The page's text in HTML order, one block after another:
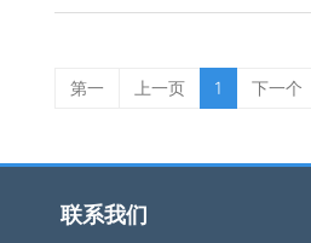
第一 上一页 1 下一个
联系我们